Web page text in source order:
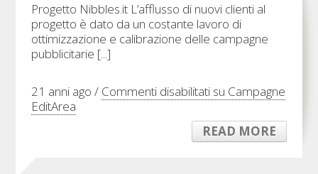
Progetto Nibbles.it L’afflusso di nuovi clienti al
progetto è dato da un costante lavoro di
ottimizzazione e calibrazione delle campagne
pubblicitarie [...]
21 anni ago / Commenti disabilitati su Campagne
EditArea
READ MORE